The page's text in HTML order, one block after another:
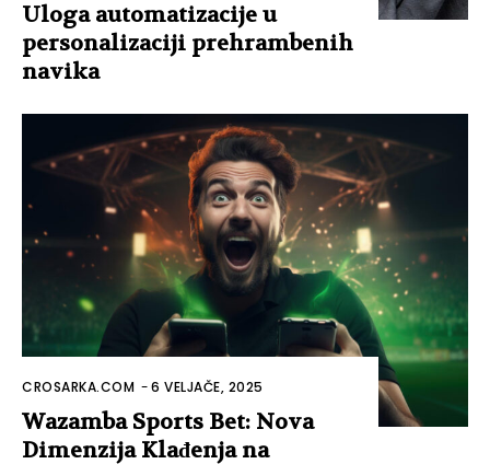
Uloga automatizacije u
personalizaciji prehrambenih
navika
CROSARKA.COM -6 VELJAČE, 2025
Wazamba Sports Bet: Nova
Dimenzija Klađenja na